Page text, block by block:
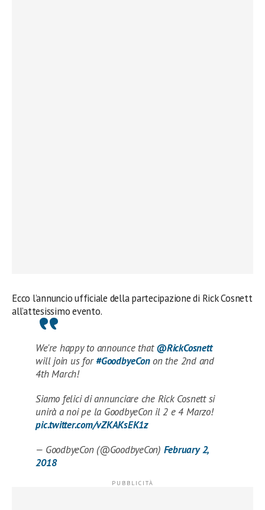
Ecco l’annuncio ufficiale della partecipazione di Rick Cosnett
all’attesissimo evento.
We're happy to announce that@RickCosnett
will join us for#GoodbyeConon the 2nd and
4th March!
Siamo felici di annunciare che Rick Cosnett si
unirà a noi pe la GoodbyeCon il 2 e 4 Marzo!
pic.twitter.com/vZKAKsEK1z
— GoodbyeCon (@GoodbyeCon) February 2,
2018